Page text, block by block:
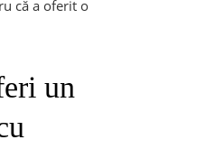
că a oferit o
un